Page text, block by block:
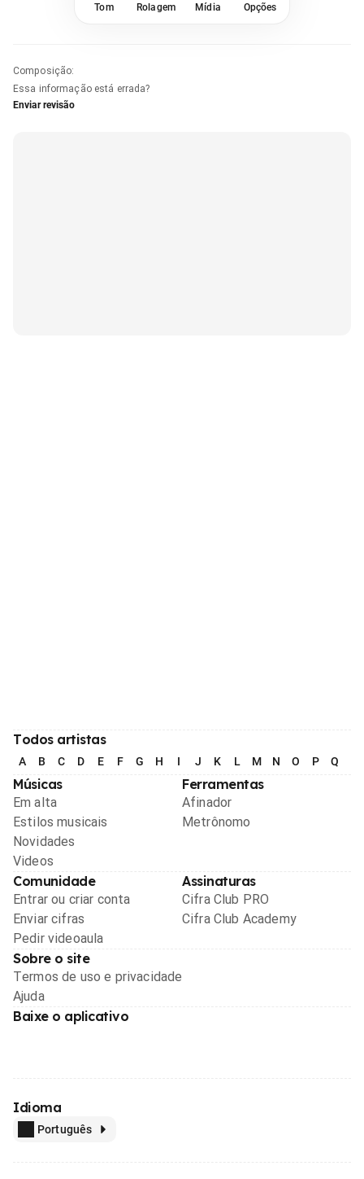
Tom Rolagem Mídia Opções
Composição:
Essa informação está errada?
Enviar revisão
Todos artistas
A B C D E F G H I J K L M N O P Q
Músicas
Em alta
Estilos musicais
Novidades
Videos
Ferramentas
Afinador
Metrônomo
Comunidade
Entrar ou criar conta
Enviar cifras
Pedir videoaula
Assinaturas
Cifra Club PRO
Cifra Club Academy
Sobre o site
Termos de uso e privacidade
Ajuda
Baixe o aplicativo
Idioma
Português